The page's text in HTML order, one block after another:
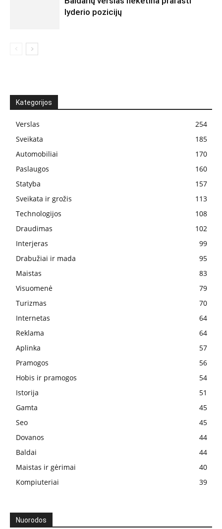
lyderio pozicijų
Kategorijos
Verslas
254
Sveikata
185
Automobiliai
170
Paslaugos
160
Statyba
157
Sveikata ir grožis
113
Technologijos
108
Draudimas
102
Interjeras
99
Drabužiai ir mada
95
Maistas
83
Visuomenė
79
Turizmas
70
Internetas
64
Reklama
64
Aplinka
57
Pramogos
56
Hobis ir pramogos
54
Istorija
51
Gamta
45
Seo
45
Dovanos
44
Baldai
44
Maistas ir gėrimai
40
Kompiuteriai
39
Nuorodos